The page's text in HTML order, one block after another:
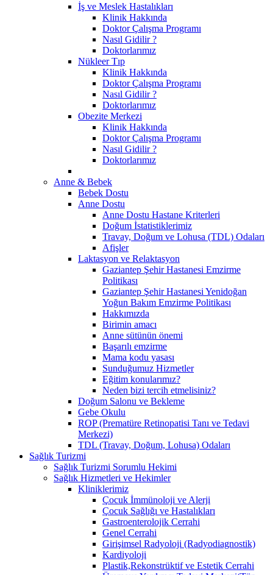
İş ve Meslek Hastalıkları
Klinik Hakkında
Doktor Çalışma Programı
Nasıl Gidilir ?
Doktorlarımız
Nükleer Tıp
Klinik Hakkında
Doktor Çalışma Programı
Nasıl Gidilir ?
Doktorlarımız
Obezite Merkezi
Klinik Hakkında
Doktor Çalışma Programı
Nasıl Gidilir ?
Doktorlarımız
Anne & Bebek
Bebek Dostu
Anne Dostu
Anne Dostu Hastane Kriterleri
Doğum İstatistiklerimiz
Travay, Doğum ve Lohusa (TDL) Odaları
Afişler
Laktasyon ve Relaktasyon
Gaziantep Şehir Hastanesi Emzirme
Politikası
Gaziantep Şehir Hastanesi Yenidoğan
Yoğun Bakım Emzirme Politikası
Hakkımızda
Birimin amacı
Anne sütünün önemi
Başarılı emzirme
Mama kodu yasası
Sunduğumuz Hizmetler
Eğitim konularımız?
Neden bizi tercih etmelisiniz?
Doğum Salonu ve Bekleme
Gebe Okulu
ROP (Prematüre Retinopatisi Tanı ve Tedavi
Merkezi)
TDL (Travay, Doğum, Lohusa) Odaları
Sağlık Turizmi
Sağlık Turizmi Sorumlu Hekimi
Sağlık Hizmetleri ve Hekimler
Kliniklerimiz
Çocuk İmmünoloji ve Alerji
Çocuk Sağlığı ve Hastalıkları
Gastroenterolojik Cerrahi
Genel Cerrahi
Girişimsel Radyoloji (Radyodiagnostik)
Kardiyoloji
Plastik,Rekonstrüktif ve Estetik Cerrahi